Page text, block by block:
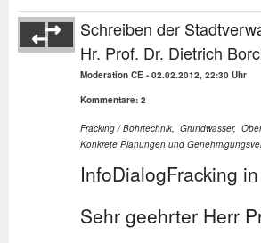
Schreiben der
Hr. Prof. Dr. Dietrich
Moderation CE - 02.02.2012, 22:30 Uhr
Kommentare: 2
Fracking / Bohrtechnik, Grundwasser,
Konkrete Planungen und
InfoDialogFracking
Sehr geehrter Herr